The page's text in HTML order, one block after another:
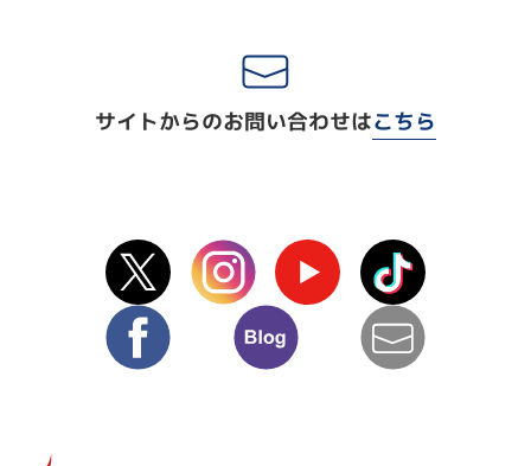
サイトからのお問い合わせはこちら
X(Twitter) instagram Youtube
facebook